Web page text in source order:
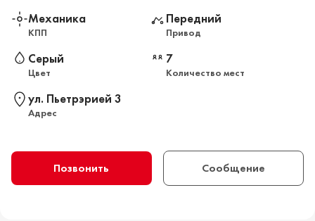
Механика
КПП
Передний
Привод
Серый
Цвет
7
Количество мест
ул. Пьетрэрией 3
Адрес
Позвонить Сообщение